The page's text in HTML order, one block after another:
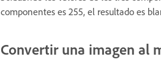
componentes es 255, el resultado es
Convertir una imagen al